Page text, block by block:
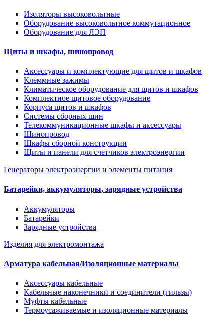
Изоляторы высоковольтные
Оборудование высоковольтное коммутационное
Оборудование для ЛЭП
Щиты и шкафы, шинопровод
Аксессуары и комплектующие для щитов и шкафов
Клеммные зажимы
Климатическое оборудование для щитов и шкафов
Комплектное щитовое оборудование
Корпуса щитов и шкафов
Системы сборных шин
Телекоммуникационные шкафы и аксессуары
Шинопровод
Шкафы сборной конструкции
Щиты и панели для счетчиков электроэнергии
Генераторы электроэнергии и элементы питания
Батарейки, аккумуляторы, зарядные устройства
Аккумуляторы
Батарейки
Зарядные устройства
Изделия для электромонтажа
Арматура кабельная/Изоляционные материалы
Аксессуары кабельные
Кабельные наконечники и соединители (гильзы)
Муфты кабельные
Термоусаживаемые и изоляционные материалы